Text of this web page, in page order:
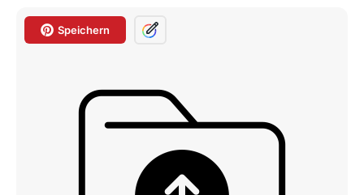
Speichern